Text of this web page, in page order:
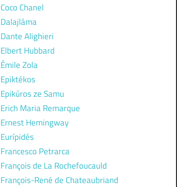
Coco Chanel
Dalajláma
Dante Alighieri
Elbert Hubbard
Émile Zola
Epiktékos
Epikúros ze Samu
Erich Maria Remarque
Ernest Hemingway
Eurípidés
Francesco Petrarca
François de La Rochefoucauld
François-René de Chateaubriand